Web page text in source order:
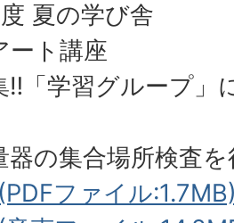
夏の学び舎
ート講座
‼「学習グループ」
器の集合場所検査
ファイル